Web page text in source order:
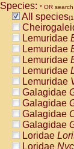
Species: * OR search
All species
Lemuridae
Lemuridae
Lemuridae
Lemuridae
Lemuridae
Galagidae
Galagidae
Galagidae
Galagidae
Loridae
Loridae